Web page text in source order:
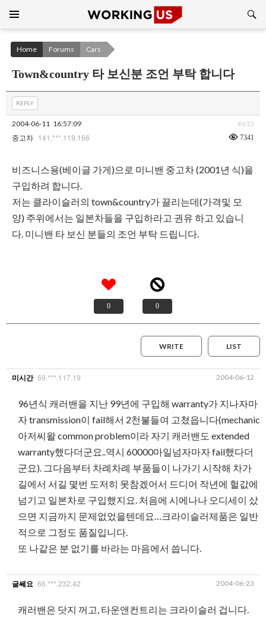
CONTENT
Home Forums Cars
Town&country 타 보신분 조언 부탁 합니다
REPLY
2004-06-11 16:57:09 #615
중고차 141.***.119.166 7341
비즈니스용(베이글 가게)으로 미니밴 중고차 (2001년 식)을
구입하려 합니다.
저는 클라이슬러의 town&country가 끌리는데(가격및 모
양) 주위에서는 일본차들을 구입하라고 권유 하고 있습니
다. 미니밴 타 보신 분들의 조언 부탁 드립니다.
0 0
LIST
WRITE
미시간 69.***.117.19 2004-06-12
96년식 캐러밴을 지난 99년에 구입해 warranty가 지나자마
자 transmission이 fail해서 2천불들여 고쳤읍니다(mechanic
아저씨왈 common problem이라 자기 캐러밴도 extended
warranty했다더군요..역시 60000마일넘자마자 fail했다더
군요). 그다음부터 차례차례 부품들이 나가기 시작해 차가
길에서 서길 몇번 도저히 못참겠어서 드디어 작년에 헐값에
넘기고 일본차로 구입했지요. 처음에 시에나나 오디세이 샀
으면 지금까지 문제없었을텐데요…크라이슬러제품은 일반
적으로 그정도 품질입니다.
또 나같은 분 없기를 바라는 마음에서 씁니다.
글쎄요 66.***.232.42 2004-06-23
캐러밴은 닷지 꺼고, 타운앤컨트리는 크라이슬러 겁니다.